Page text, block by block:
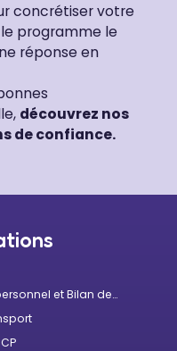
concrétiser votre
programme le
réponse en
découvrez nos
de confiance.
et Bilan de